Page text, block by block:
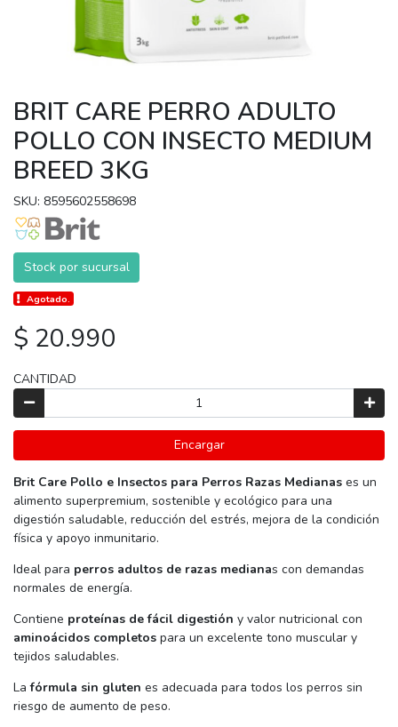
BRIT CARE PERRO ADULTO
POLLO CON INSECTO MEDIUM
BREED 3KG
SKU: 8595602558698
Stock por sucursal
Agotado.
$ 20.990
CANTIDAD
Encargar
Brit Care Pollo e Insectos para Perros Razas Medianas es un
alimento superpremium, sostenible y ecológico para una
digestión saludable, reducción del estrés, mejora de la condición
física y apoyo inmunitario.
Ideal para perros adultos de razas medianas con demandas
normales de energía.
Contiene proteínas de fácil digestión y valor nutricional con
aminoácidos completos para un excelente tono muscular y
tejidos saludables.
Lafórmula sin gluten es adecuada para todos los perros sin
riesgo de aumento de peso.